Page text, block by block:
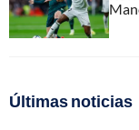
Últimas noticias